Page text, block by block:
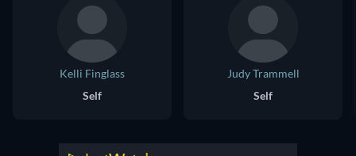
Kelli Finglass
Self
Judy Trammell
Self